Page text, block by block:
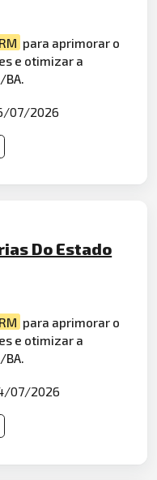
para aprimorar o
e otimizar a
BA.
07/2026
Do Estado
para aprimorar o
e otimizar a
BA.
07/2026